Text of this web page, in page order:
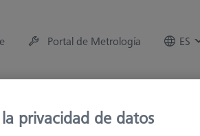
Portal de Metrología ES
privacidad de datos